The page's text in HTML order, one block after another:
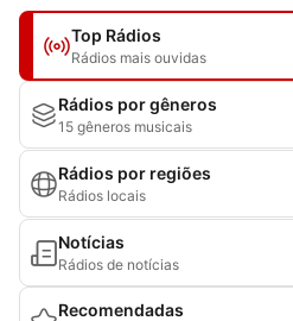
Top Rádios
Rádios mais ouvidas
Rádios por gêneros
15 gêneros musicais
Rádios por regiões
Rádios locais
Notícias
Rádios de notícias
Recomendadas